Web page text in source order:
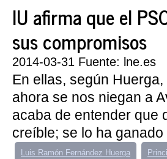
IU afirma que el
sus compromisos
2014-03-31 Fuente: lne.es
En ellas, según
ahora se nos niegan a
acaba de entender que
creíble; se lo ha
Luis Ramón Fernández Huerga